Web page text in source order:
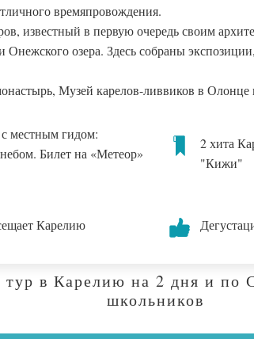
времяпровождения.
известный в первую очередь своим
Онежского озера. Здесь собраны
Музей карелов-ливвиков в
местным гидом:
Билет на «Метеор»
2 хита
"Кижи"
Карелию
в Карелию на 2 дня и по
школьников